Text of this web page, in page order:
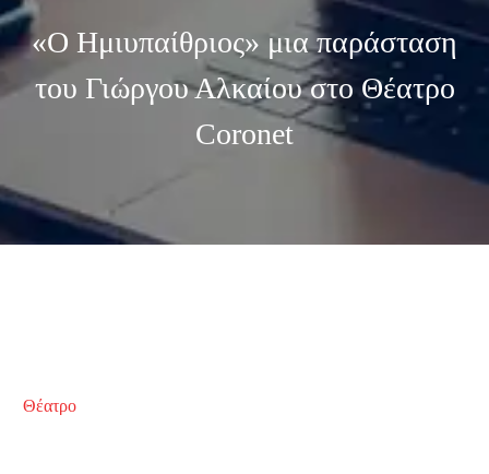
«Ο Ημιυπαίθριος» μια παράσταση
του Γιώργου Αλκαίου στο Θέατρο
Coronet
Θέατρο